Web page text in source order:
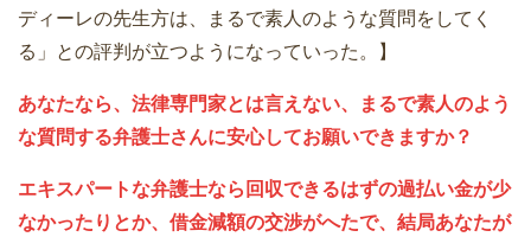
ディーレの先生方は、まるで素人のような質問をしてく
る」との評判が立つようになっていった。】
あなたなら、法律専門家とは言えない、まるで素人のよう
な質問する弁護士さんに安心してお願いできますか？
エキスパートな弁護士なら回収できるはずの過払い金が少
なかったりとか、借金減額の交渉がへたで、結局あなたが